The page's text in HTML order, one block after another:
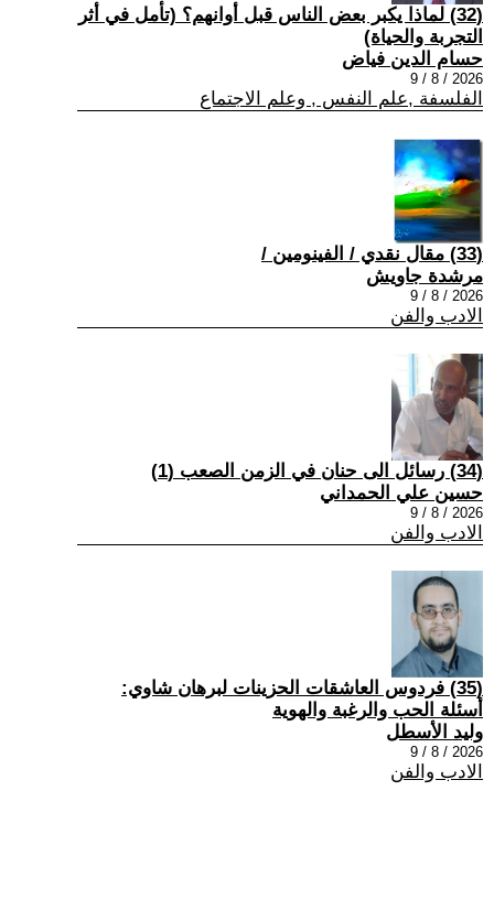
(32) لماذا يكبر بعض الناس قبل أوانهم؟ (تأمل في أثر
التجربة والحياة)
حسام الدين فياض
2026 / 8 / 9
الفلسفة ,علم النفس , وعلم الاجتماع
(33) مقال نقدي / الفينومين /
مرشدة جاويش
2026 / 8 / 9
الادب والفن
(34) رسائل الى حنان في الزمن الصعب (1)
حسين علي الحمداني
2026 / 8 / 9
الادب والفن
(35) فردوس العاشقات الحزينات لبرهان شاوي:
أسئلة الحب والرغبة والهوية
وليد الأسطل
2026 / 8 / 9
الادب والفن